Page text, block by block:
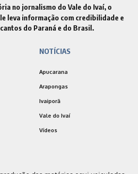
no jornalismo do Vale do Ivaí, o
leva informação com credibilidade e
do Paraná e do Brasil.
NOTÍCIAS
Apucarana
Arapongas
Ivaiporã
Vale do Ivaí
Vídeos